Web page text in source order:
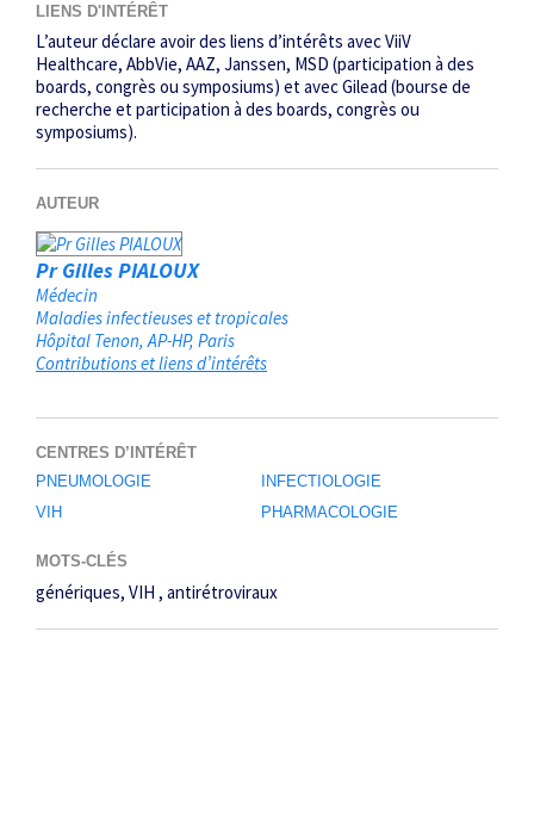
LIENS D'INTÉRÊT
L’auteur déclare avoir des liens d’intérêts avec ViiV
Healthcare, AbbVie, AAZ, Janssen, MSD (participation à des
boards, congrès ou symposiums) et avec Gilead (bourse de
recherche et participation à des boards, congrès ou
symposiums).
AUTEUR
Pr Gilles PIALOUX
Médecin
Maladies infectieuses et tropicales
Hôpital Tenon, AP-HP Paris
Contributions et liens d’intérêts
CENTRES D’INTÉRÊT
PNEUMOLOGIE
INFECTIOLOGIE
VIH
PHARMACOLOGIE
MOTS-CLÉS
génériques VIH antirétroviraux